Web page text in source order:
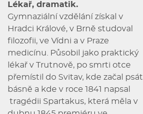
Lékař, dramatik.
Gymnaziální vzdělání získal v
Hradci Králové, v Brně studoval
filozofii, ve Vídni a v Praze
medicínu. Působil jako praktický
lékař v Trutnově, po smrti otce
přemístil do Svitav, kde začal psát
básně a kde v roce 1841 napsal
tragédii Spartakus, která měla v